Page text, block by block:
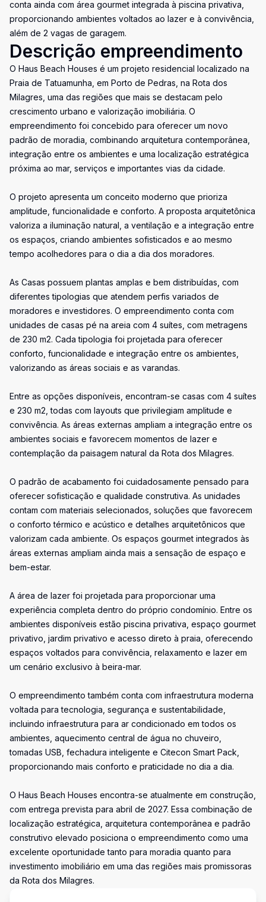
conta ainda com área gourmet integrada à piscina privativa,
proporcionando ambientes voltados ao lazer e à convivência,
além de 2 vagas de garagem.
Descrição empreendimento
O Haus Beach Houses é um projeto residencial localizado na
Praia de Tatuamunha, em Porto de Pedras, na Rota dos
Milagres, uma das regiões que mais se destacam pelo
crescimento urbano e valorização imobiliária. O
empreendimento foi concebido para oferecer um novo
padrão de moradia, combinando arquitetura contemporânea,
integração entre os ambientes e uma localização estratégica
próxima ao mar, serviços e importantes vias da cidade.
O projeto apresenta um conceito moderno que prioriza
amplitude, funcionalidade e conforto. A proposta arquitetônica
valoriza a iluminação natural, a ventilação e a integração entre
os espaços, criando ambientes sofisticados e ao mesmo
tempo acolhedores para o dia a dia dos moradores.
As Casas possuem plantas amplas e bem distribuídas, com
diferentes tipologias que atendem perfis variados de
moradores e investidores. O empreendimento conta com
unidades de casas pé na areia com 4 suítes, com metragens
de 230 m2. Cada tipologia foi projetada para oferecer
conforto, funcionalidade e integração entre os ambientes,
valorizando as áreas sociais e as varandas.
Entre as opções disponíveis, encontram-se casas com 4 suítes
e 230 m2, todas com layouts que privilegiam amplitude e
convivência. As áreas externas ampliam a integração entre os
ambientes sociais e favorecem momentos de lazer e
contemplação da paisagem natural da Rota dos Milagres.
O padrão de acabamento foi cuidadosamente pensado para
oferecer sofisticação e qualidade construtiva. As unidades
contam com materiais selecionados, soluções que favorecem
o conforto térmico e acústico e detalhes arquitetônicos que
valorizam cada ambiente. Os espaços gourmet integrados às
áreas externas ampliam ainda mais a sensação de espaço e
bem-estar.
A área de lazer foi projetada para proporcionar uma
experiência completa dentro do próprio condomínio. Entre os
ambientes disponíveis estão piscina privativa, espaço gourmet
privativo, jardim privativo e acesso direto à praia, oferecendo
espaços voltados para convivência, relaxamento e lazer em
um cenário exclusivo à beira-mar.
O empreendimento também conta com infraestrutura moderna
voltada para tecnologia, segurança e sustentabilidade,
incluindo infraestrutura para ar condicionado em todos os
ambientes, aquecimento central de água no chuveiro,
tomadas USB, fechadura inteligente e Citecon Smart Pack,
proporcionando mais conforto e praticidade no dia a dia.
O Haus Beach Houses encontra-se atualmente em construção,
com entrega prevista para abril de 2027. Essa combinação de
localização estratégica, arquitetura contemporânea e padrão
construtivo elevado posiciona o empreendimento como uma
excelente oportunidade tanto para moradia quanto para
investimento imobiliário em uma das regiões mais promissoras
da Rota dos Milagres.